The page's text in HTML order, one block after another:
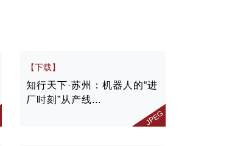
【下载】
知行天下·苏州：机器人的“进
厂时刻”从产线...
JPEG